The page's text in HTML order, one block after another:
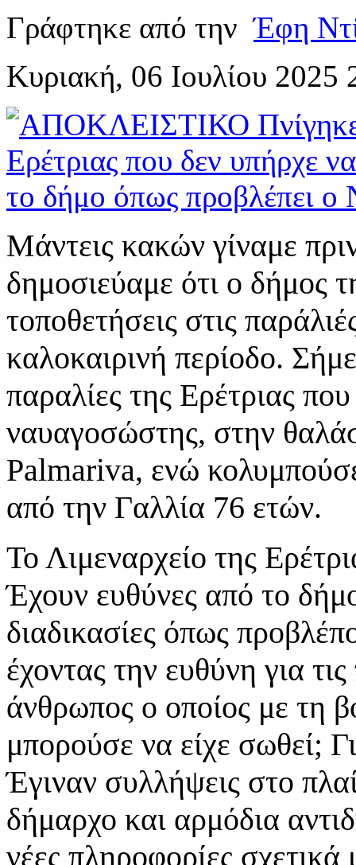
Γράφτηκε από τηνΈφη
Κυριακή, 06 Ιουλίου 2025
Μάντεις κακών γίναμε
δημοσιεύαμε ότι ο δήμος
τοποθετήσεις στις
καλοκαιρινή περίοδο.
παραλίες της Ερέτριας
ναυαγοσώστης, στην
Palmariva, ενώ
από την Γαλλία 76 ετών.
Το Λιμεναρχείο της
Έχουν ευθύνες από το
διαδικασίες όπως
έχοντας την ευθύνη για
άνθρωπος ο οποίος με τη
μπορούσε να είχε σωθεί;
Έγιναν συλλήψεις στο
δήμαρχο και αρμόδια
νέες πληροφορίες